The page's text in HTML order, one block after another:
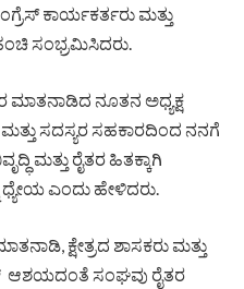
ಕಾರ್ಯಕರ್ತರು ಮತ್ತು
ಸಂಭ್ರಮಿಸಿದರು.
ನೂತನ ಅಧ್ಯಕ್ಷ
ಸದಸ್ಯರ ಸಹಕಾರದಿಂದ ನನಗೆ
ಮತ್ತು ರೈತರ ಹಿತಕ್ಕಾಗಿ
ಎಂದು ಹೇಳಿದರು.
ಕ್ಷೇತ್ರದ ಶಾಸಕರು ಮತ್ತು
ಆಶಯದಂತೆ ಸಂಘವು ರೈತರ